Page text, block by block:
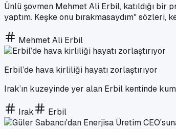
Ünlü şovmen Mehmet Ali Erbil, katıldığı bir
yaptım. Keşke onu bırakmasaydım" sözleri,
Mehmet Ali Erbil
Erbil’de hava kirliliği hayatı zorlaştırıyor
Irak’ın kuzeyinde yer alan Erbil kentinde
Irak Erbil